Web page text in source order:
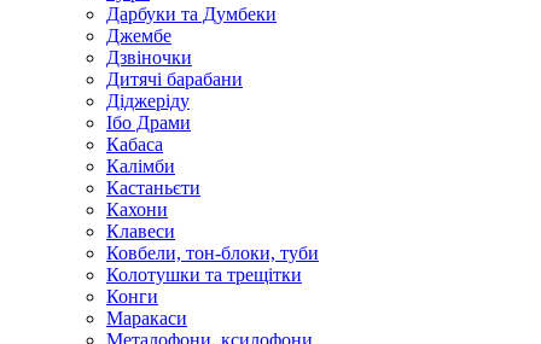
Дарбуки та Думбеки
Джембе
Дзвіночки
Дитячі барабани
Діджеріду
Ібо Драми
Кабаса
Калімби
Кастаньєти
Кахони
Клавеси
Ковбели, тон-блоки, туби
Колотушки та трещітки
Конги
Маракаси
Металофони, ксилофони